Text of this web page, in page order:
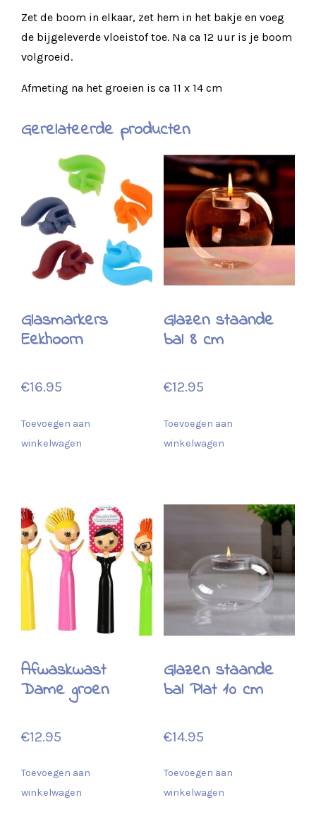
Zet de boom in elkaar, zet hem in het bakje en voeg
de bijgeleverde vloeistof toe. Na ca 12 uur is je boom
volgroeid.
Afmeting na het groeien is ca 11 x 14 cm
Gerelateerde producten
Glasmarkers
Eekhoorn
€16.95
Toevoegen aan
winkelwagen
Glazen staande
bal 8 cm
€12.95
Toevoegen aan
winkelwagen
Afwaskwast
Dame groen
€12.95
Toevoegen aan
winkelwagen
Glazen staande
bal Plat 10 cm
€14.95
Toevoegen aan
winkelwagen